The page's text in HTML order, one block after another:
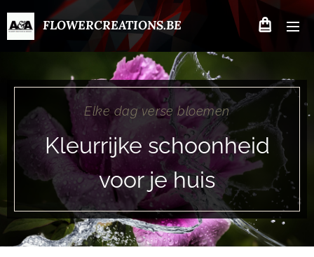
FLOWERCREATIONS.BE
Elke dag verse bloemen
Kleurrijke schoonheid
voor je huis